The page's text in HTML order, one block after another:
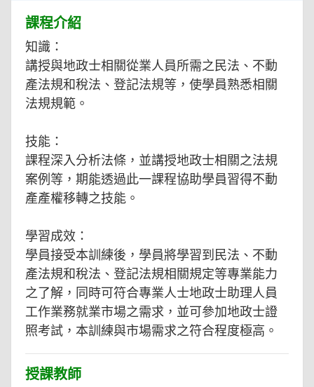
課程介紹
知識：
講授與地政士相關從業人員所需之民法、不動
產法規和稅法、登記法規等，使學員熟悉相關
法規規範。
技能：
課程深入分析法條，並講授地政士相關之法規
案例等，期能透過此一課程協助學員習得不動
產產權移轉之技能。
學習成效：
學員接受本訓練後，學員將學習到民法、不動
產法規和稅法、登記法規相關規定等專業能力
之了解，同時可符合專業人士地政士助理人員
工作業務就業市場之需求，並可參加地政士證
照考試，本訓練與市場需求之符合程度極高。
授課教師